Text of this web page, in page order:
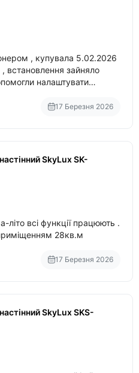
, купувала 5.02.2026
17 Березня 2026
SkyLux SK-
літо всі функції працюють .
з приміщенням 28кв.м
17 Березня 2026
SkyLux SKS-